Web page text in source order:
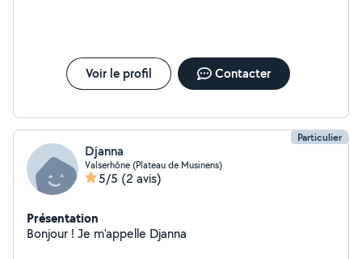
Voir le profil Contacter
Particulier
Djanna
Valserhône (Plateau de Musinens)
5/5 (2 avis)
Présentation
Bonjour ! Je m'appelle Djanna